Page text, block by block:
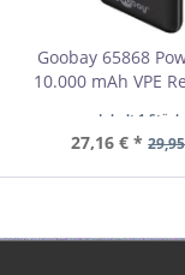
Goobay 65868
10.000 mAh VPE
Inhalt 1 Stück
27,16 € *